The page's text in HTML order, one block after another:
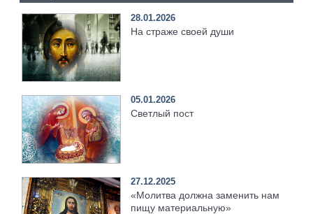
28.01.2026
На страже своей души
05.01.2026
Светлый пост
27.12.2025
«Молитва должна заменить нам
пищу материальную»